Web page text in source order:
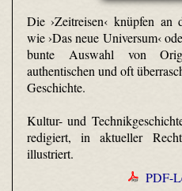
Die ›Zeitreisen‹ knüpfen an
wie ›Das neue Universum‹
bunte Auswahl von
authentischen und oft
Geschichte.
Kultur- und
redigiert, in aktueller
illustriert.
PDF-